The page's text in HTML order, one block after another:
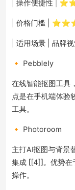
| 操作便捷性 |
| 价格门槛 |
| 适用场景 | 品牌
🔸 Pebblely
在线智能抠图工具
点是在手机端体验
工具。
🔸 Photoroom
主打AI抠图与背景
集成 [[4]]。优势在
操作。